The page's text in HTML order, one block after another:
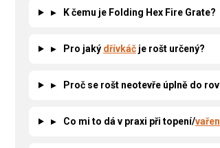
▸ K čemu je Folding Hex Fire Grate?
▸ Pro jaký dřívkáčje rošt určený?
▸ Proč se rošt neotevře úplně do
▸ Co mi to dá v praxi při topení/